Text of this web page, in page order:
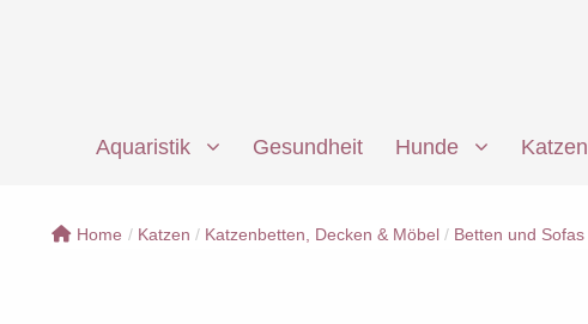
Aquaristik Gesundheit Hunde Katzen
Home / Katzen / Katzenbetten, Decken & Möbel / Betten und Sofas